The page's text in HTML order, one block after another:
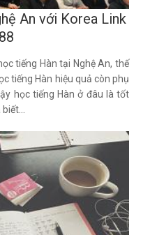
An với Korea Link
tiếng Hàn tại Nghệ An, thế
tiếng Hàn hiệu quả còn phụ
học tiếng Hàn ở đâu là tốt